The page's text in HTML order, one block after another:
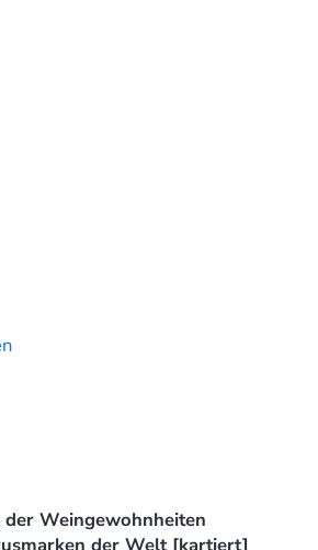
Weingewohnheiten
der Welt [kartiert]